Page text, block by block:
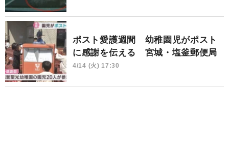
ポスト愛護週間 幼稚園児がポスト
に感謝を伝える 宮城・塩釜郵便局
4/14 (火) 17:30